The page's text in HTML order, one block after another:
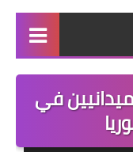
داخل سوريا
في